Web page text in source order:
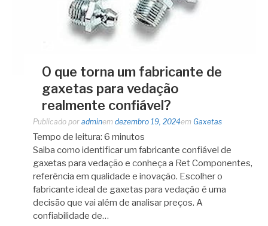
O que torna um fabricante de
gaxetas para vedação
realmente confiável?
Publicado por adminem dezembro 19, 2024em Gaxetas
Tempo de leitura: 6 minutos
Saiba como identificar um fabricante confiável de
gaxetas para vedação e conheça a Ret Componentes,
referência em qualidade e inovação. Escolher o
fabricante ideal de gaxetas para vedação é uma
decisão que vai além de analisar preços. A
confiabilidade de…